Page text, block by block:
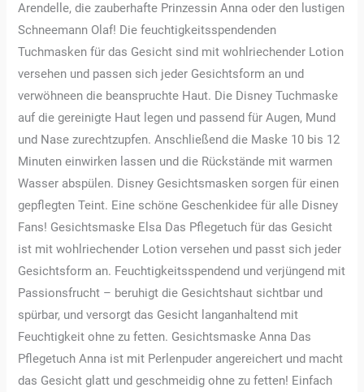
Arendelle, die zauberhafte Prinzessin Anna oder den lustigen
Schneemann Olaf! Die feuchtigkeitsspendenden
Tuchmasken für das Gesicht sind mit wohlriechender Lotion
versehen und passen sich jeder Gesichtsform an und
verwöhneen die beanspruchte Haut. Die Disney Tuchmaske
auf die gereinigte Haut legen und passend für Augen, Mund
und Nase zurechtzupfen. Anschließend die Maske 10 bis 12
Minuten einwirken lassen und die Rückstände mit warmen
Wasser abspülen. Disney Gesichtsmasken sorgen für einen
gepflegten Teint. Eine schöne Geschenkidee für alle Disney
Fans! Gesichtsmaske Elsa Das Pflegetuch für das Gesicht
ist mit wohlriechender Lotion versehen und passt sich jeder
Gesichtsform an. Feuchtigkeitsspendend und verjüngend mit
Passionsfrucht – beruhigt die Gesichtshaut sichtbar und
spürbar, und versorgt das Gesicht langanhaltend mit
Feuchtigkeit ohne zu fetten. Gesichtsmaske Anna Das
Pflegetuch Anna ist mit Perlenpuder angereichert und macht
das Gesicht glatt und geschmeidig ohne zu fetten! Einfach